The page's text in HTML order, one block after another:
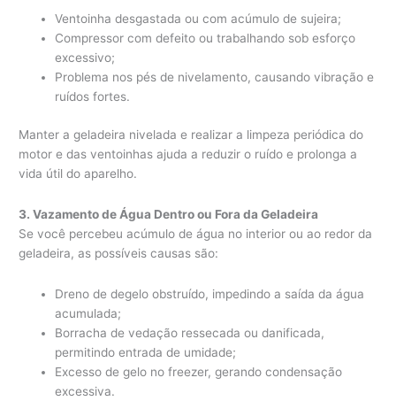
Ventoinha desgastada ou com acúmulo de sujeira;
Compressor com defeito ou trabalhando sob esforço
excessivo;
Problema nos pés de nivelamento, causando vibração e
ruídos fortes.
Manter a geladeira nivelada e realizar a limpeza periódica do
motor e das ventoinhas ajuda a reduzir o ruído e prolonga a
vida útil do aparelho.
3. Vazamento de Água Dentro ou Fora da Geladeira
Se você percebeu acúmulo de água no interior ou ao redor da
geladeira, as possíveis causas são:
Dreno de degelo obstruído, impedindo a saída da água
acumulada;
Borracha de vedação ressecada ou danificada,
permitindo entrada de umidade;
Excesso de gelo no freezer, gerando condensação
excessiva.